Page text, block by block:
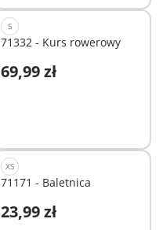
S
71332 - Kurs rowerowy
69,99 zł
Dodaj do koszyka
XS
71171 - Baletnica
23,99 zł